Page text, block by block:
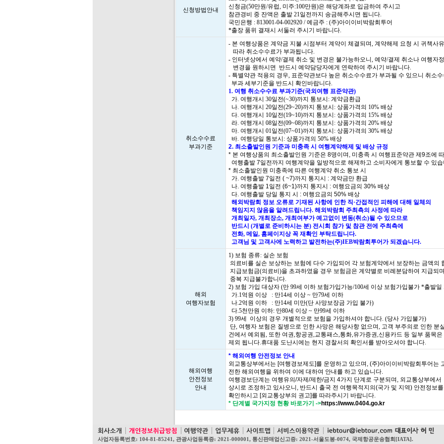
신청방법안내
신청금(50만원/유럽, 미주:100만원)은 해당계좌로 입금하여 주시고
참관경비 중 잔액은 출발 21일전까지 송금해주시면 됩니다.
국민은행 : 813001-04-002920 / 예금주 : (주)아이이비박람회투어
*출장 품위 결재시 서둘러 주시기 바랍니다.
취소수수료
부과기준
- 본 여행상품은 계약금 지불 시점부터 계약이 체결되며, 계약해제 요청 시 귀책사유
따라 취소수수료가 부과됩니다.
- 인터넷상에서 예약/결제 취소 및 변경은 불가능하오니, 예약/결제 취소나 여행자
변경을 원하시면 반드시 예약담당자에게 연락하여 주시기 바랍니다.
- 특별약관 적용의 경우, 표준약관보다 높은 취소수수료가 부과될 수 있으니 취소수
부과 세부기준을 반드시 확인바랍니다.
1. 여행 취소수수료 부과기준(국외여행 표준약관)
가. 여행개시 30일전(~30)까지 통보시: 계약금환급
나. 여행개시 20일전(29~20)까지 통보시: 상품가격의 10% 배상
다. 여행개시 10일전(19~10)까지 통보시: 상품가격의 15% 배상
라. 여행개시 08일전(09~08)까지 통보시: 상품가격의 20% 배상
마. 여행개시 01일전(07~01)까지 통보시: 상품가격의 30% 배상
바. 여행당일 통보시: 상품가격의 50% 배상
2. 최소출발인원 기준과 미충족 시 여행계약해제 및 배상 규정
* 본 여행상품의 최소출발인원 기준은 8명이며, 미충족 시 여행표준약관 제9조에
여행출발 7일전까지 여행계약을 일방적으로 해제하고 소비자에게 통보할 수 있습
* 최소출발인원 미충족에 따른 여행계약 취소 통보 시
가. 여행출발 7일전 ( ~7)까지 통지시 : 계약금만 환급
나. 여행출발 1일전 (6~1)까지 통지시 : 여행요금의 30% 배상
다. 여행출발 당일 통지 시 : 여행요금의 50% 배상
해외박람회 정보 오류로 기재된 사항에 인한 직·간접적인 피해에 대해 일체의
책임지지 않음을 알려드립니다. 해외박람회 주최측의 사정에 따라
개최일자, 개최장소, 개최여부가 예고없이 변동(취소)될 수 있으므로
반드시 (개별로 준비하시는 분) 전시회 참가 및 참관 전에 주최측에
전화, 메일, 홈페이지상 꼭 재확인 부탁드립니다.
고객님 및 고객사에 노력하고 발전하는(주)IEB박람회투어가 되겠습니다.
해외
여행자보험
1) 보험 종류: 실손 보험
의료비를 실손 보상하는 보험에 다수 가입되어 각 보험계약에서 보장하는 금액의
지급보험금(의료비)을 초과하였을 경우 보험금은 계약별로 비례분담하여 지급되
중복 지급불가합니다.
2) 보험 가입 대상자 (만 99세 이하 보험가입가능/100세 이상 보험가입불가 *출발일
가.1억원 이상 : 만14세 이상 ~ 만79세 이하
나.2억원 이하 : 만14세 미만(단 사망보장금 가입 불가)
다.5천만원 이하: 만80세 이상 ~ 만99세 이하
3) 99세 이상의 경우 개별적으로 보험을 가입하셔야 합니다. (당사 가입불가)
단, 여행자 보험은 질병으로 인한 사망은 해당사항 없으며, 고객 부주의로 인한 분
건에서 예외됨, 또한 여권,항공권,교통패스,통화,유가증권,신용카드 등 일부 품목은
제외 됩니다.휴대품 도난시에는 현지 경찰서의 확인서를 받아오셔야 합니다.
해외여행
안전정보
안내
* 해외여행 안전정보 안내
외교통상부에서는 [여행경보제도]를 운영하고 있으며, (주)아이이비박람회투어는
전한 해외여행을 위하여 이에 대하여 안내를 하고 있습니다.
여행경보단계는 여행유의/자제/제한/금지 4가지 단계로 구분되며, 외교통상부에서
상시로 조정하고 있사오니, 반드시 출국 전 여행목적지의(국가 및 지역) 안전정보를
확인하시고 [외교통상부의 권고]를 따라주시기 바랍니다.
* 단계별 국가지정 현황 바로가기 ->https://www.0404.go.kr
사업자등록번호: 104-81-85241, 관광사업등록증: 2021-000001, 통신판매업신고증: 2021-서울도봉-0074, 국제항공운송협회[IATA].